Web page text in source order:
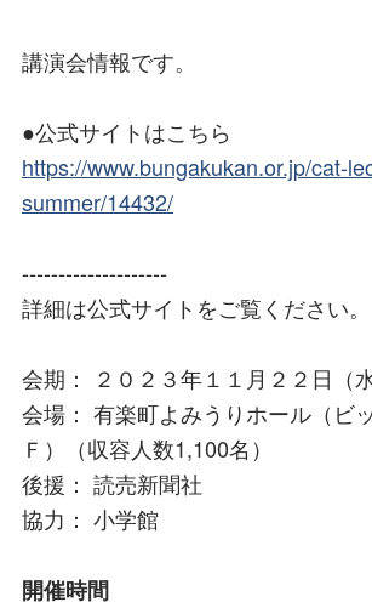
講演会情報です。
●公式サイトはこちら
https://www.bungakukan.or.jp/cat-
summer/14432/
--------------------
詳細は公式サイトをご覧ください。
会期： ２０２３年１１月２２日（水
会場： 有楽町よみうりホール（ビ
Ｆ）（収容人数1,100名）
後援： 読売新聞社
協力： 小学館
開催時間